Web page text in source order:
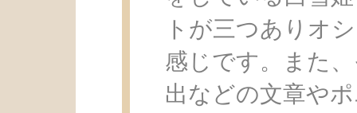
トが三つありオ
感じです。また
出などの文章や